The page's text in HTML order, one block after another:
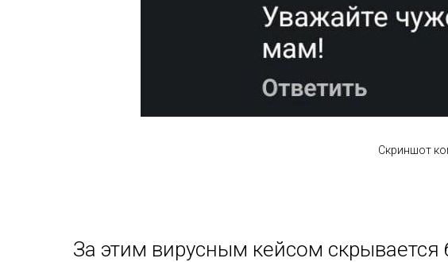
Скриншот
За этим вирусным кейсом